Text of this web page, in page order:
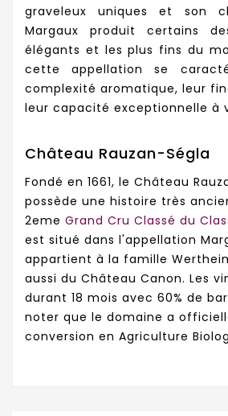
graveleux uniques et son
Margaux produit certains
élégants et les plus fins du
cette appellation se
complexité aromatique, leur
leur capacité exceptionnelle à
Château Rauzan-Ségla
Fondé en 1661, le Château
possède une histoire très
2eme Grand Cru Classé du
est situé dans l'appellation
appartient à la famille
aussi du Château Canon. Les
durant 18 mois avec 60% de
noter que le domaine a
conversion en Agriculture